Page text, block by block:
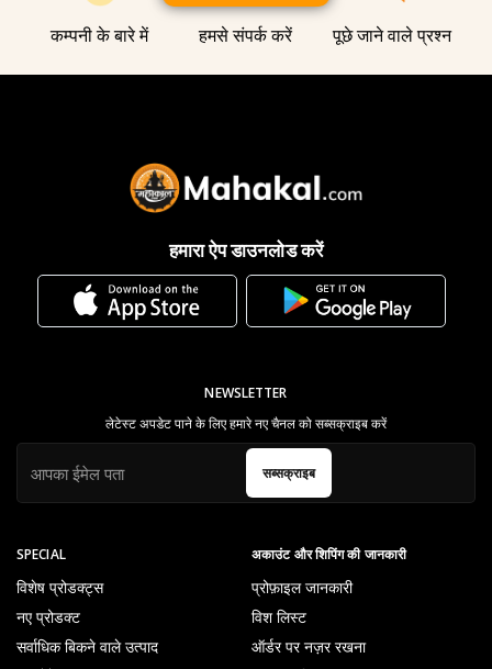
कम्पनी के बारे में हमसे संपर्क करें पूछे जाने वाले प्रश्न
हमारा ऐप डाउनलोड करें
SPECIAL
विशेष प्रोडक्ट्स
नए प्रोडक्ट
सर्वाधिक बिकने वाले उत्पाद
अकाउंट और शिपिंग की जानकारी
प्रोफ़ाइल जानकारी
विश लिस्ट
ऑर्डर पर नज़र रखना
NEWSLETTER
लेटेस्ट अपडेट पाने के लिए हमारे नए चैनल को सब्सक्राइब करें
सब्सक्राइब